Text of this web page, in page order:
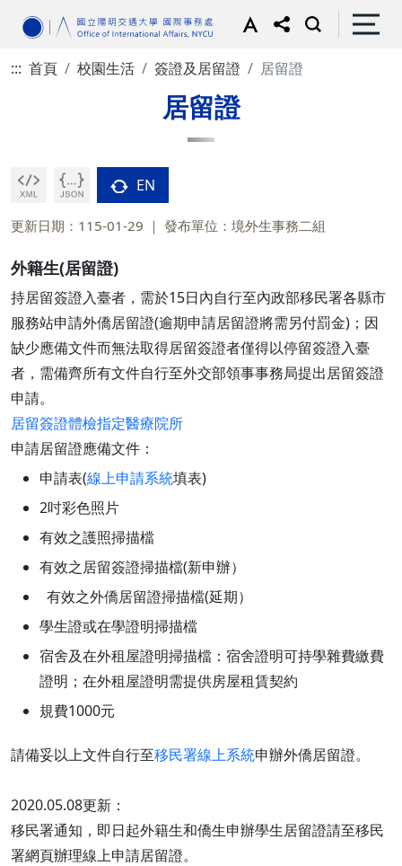
::: 首頁 校園生活 簽證及居留證 居留證
居留證
EN
更新日期：115-01-29 發布單位：境外生事務二組
外籍生(居留證)
持居留簽證入臺者，需於15日內自行至內政部移民署各縣市
服務站申請外僑居留證(逾期申請居留證將需另付罰金)；因
缺少應備文件而無法取得居留簽證者僅得以停留簽證入臺
者，需備齊所有文件自行至外交部領事事務局提出居留簽證
申請。
居留簽證體檢指定醫療院所
申請居留證應備文件：
申請表(線上申請系統填表)
2吋彩色照片
有效之護照掃描檔
有效之居留簽證掃描檔(新申辦）
有效之外僑居留證掃描檔(延期）
學生證或在學證明掃描檔
宿舍及在外租屋證明掃描檔：宿舍證明可持學雜費繳費
證明；在外租屋證明需提供房屋租賃契約
規費1000元
請備妥以上文件自行至移民署線上系統申辦外僑居留證。
2020.05.08更新：
移民署通知，即日起外籍生和僑生申辦學生居留證請至移民
署網頁辦理線上申請居留證。